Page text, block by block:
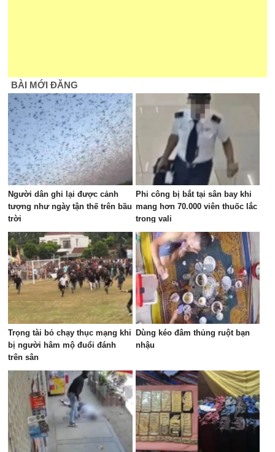
BÀI MỚI ĐĂNG
Người dân ghi lại được cảnh
tượng như ngày tận thế trên bầu
trời
Phi công bị bắt tại sân bay khi
mang hơn 70.000 viên thuốc lắc
trong vali
Trọng tài bỏ chạy thục mạng khi
bị người hâm mộ đuổi đánh
trên sân
Dùng kéo đâm thủng ruột bạn
nhậu